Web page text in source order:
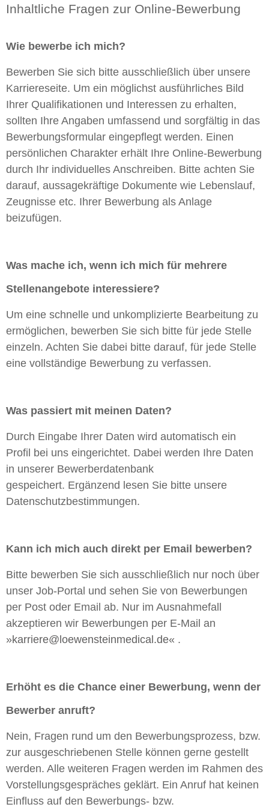
Inhaltliche Fragen zur Online-Bewerbung
Wie bewerbe ich mich?
Bewerben Sie sich bitte ausschließlich über unsere
Karriereseite. Um ein möglichst ausführliches Bild
Ihrer Qualifikationen und Interessen zu erhalten,
sollten Ihre Angaben umfassend und sorgfältig in das
Bewerbungsformular eingepflegt werden. Einen
persönlichen Charakter erhält Ihre Online-Bewerbung
durch Ihr individuelles Anschreiben. Bitte achten Sie
darauf, aussagekräftige Dokumente wie Lebenslauf,
Zeugnisse etc. Ihrer Bewerbung als Anlage
beizufügen.
Was mache ich, wenn ich mich für mehrere
Stellenangebote interessiere?
Um eine schnelle und unkomplizierte Bearbeitung zu
ermöglichen, bewerben Sie sich bitte für jede Stelle
einzeln. Achten Sie dabei bitte darauf, für jede Stelle
eine vollständige Bewerbung zu verfassen.
Was passiert mit meinen Daten?
Durch Eingabe Ihrer Daten wird automatisch ein
Profil bei uns eingerichtet. Dabei werden Ihre Daten
in unserer Bewerberdatenbank
gespeichert. Ergänzend lesen Sie bitte unsere
Datenschutzbestimmungen.
Kann ich mich auch direkt per Email bewerben?
Bitte bewerben Sie sich ausschließlich nur noch über
unser Job-Portal und sehen Sie von Bewerbungen
per Post oder Email ab. Nur im Ausnahmefall
akzeptieren wir Bewerbungen per E-Mail an
karriere@loewensteinmedical.de
.
Erhöht es die Chance einer Bewerbung, wenn der
Bewerber anruft?
Nein, Fragen rund um den Bewerbungsprozess, bzw.
zur ausgeschriebenen Stelle können gerne gestellt
werden. Alle weiteren Fragen werden im Rahmen des
Vorstellungsgespräches geklärt. Ein Anruf hat keinen
Einfluss auf den Bewerbungs- bzw.